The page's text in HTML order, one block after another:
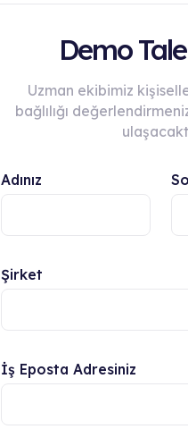
Demo
Uzman ekibimiz
bağlılığı
Adınız
Şirket
İş Eposta Adresiniz